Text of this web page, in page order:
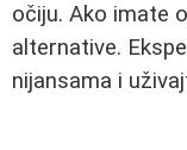
očiju. Ako imate
alternative.
nijansama i